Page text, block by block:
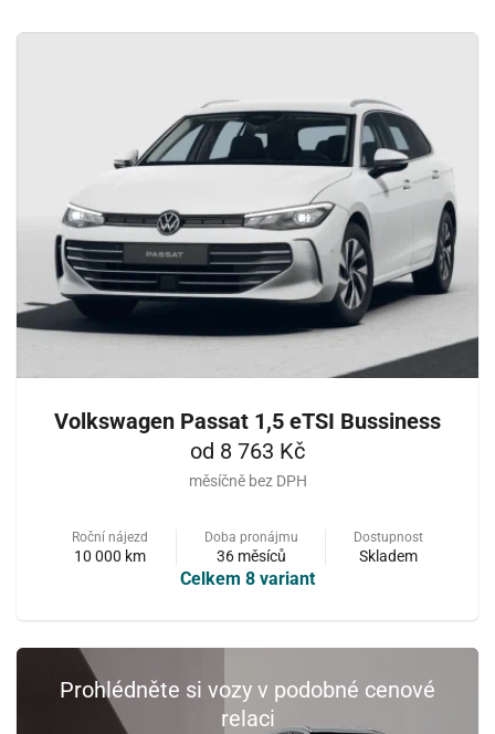
Volkswagen Passat 1,5 eTSI Bussiness
od 8 763 Kč
měsíčně bez DPH
Roční nájezd
10 000 km
Doba pronájmu
36 měsíců
Dostupnost
Skladem
Celkem 8 variant
Prohlédněte si vozy v podobné cenové
relaci